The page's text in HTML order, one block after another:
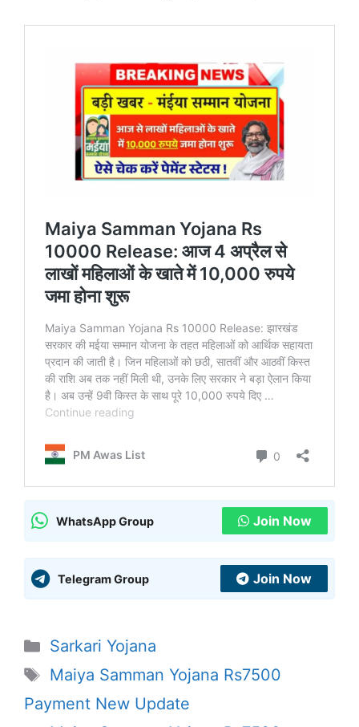
WhatsApp Group Join Now
Telegram Group Join Now
Categories
Sarkari Yojana
Tags
Maiya Samman Yojana Rs7500
Payment New Update